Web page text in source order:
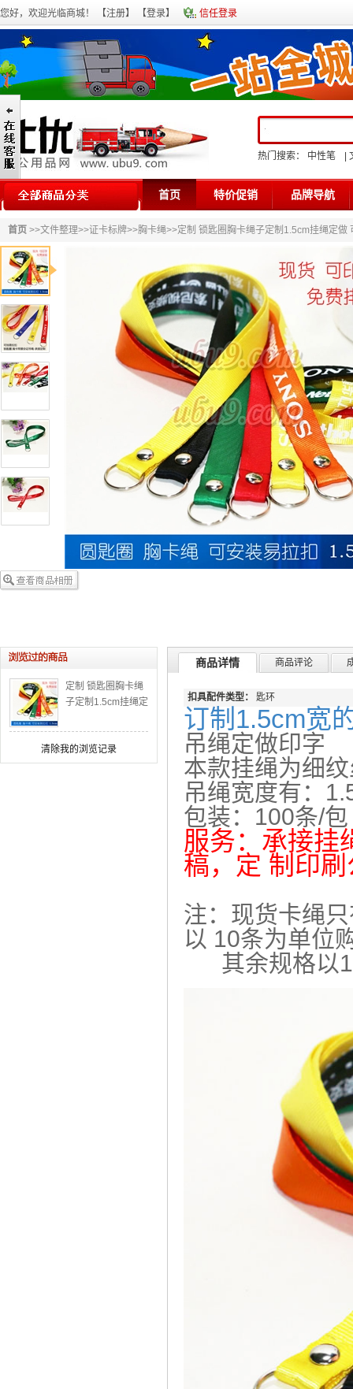
您好，欢迎光临商城！ 【注册】 【登录】 信任登录
热门搜索： 中性笔
首页 特价促销 品牌导航
首页 >>文件整理>>证卡标牌>>胸卡绳>>定制 锁匙圈胸卡绳子定制1.5cm挂绳定做
定制 锁匙圈胸卡绳
子定制1.5cm挂绳定
清除我的浏览记录
商品详情 商品评论
扣具配件类型： 匙环
订制1.5cm宽
吊绳定做印字
本款挂绳为细
吊绳宽度有：
包装：100条/包
服务：承接挂
稿，定 制印
注：现货卡绳
以 10条为单位
其余规格以